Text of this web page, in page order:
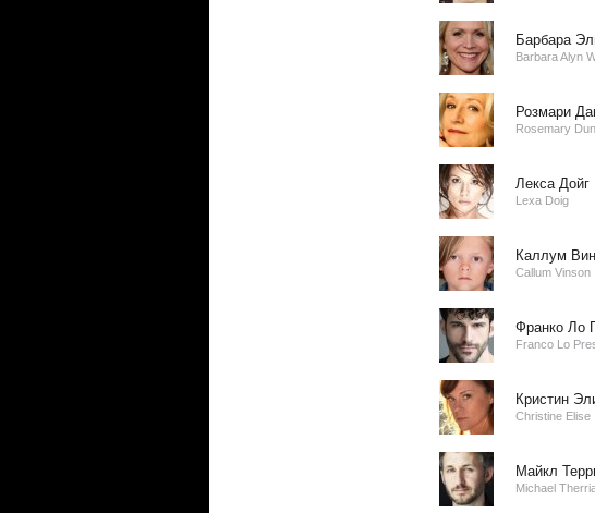
Барбара
Barbara Alyn
Розмари
Rosemary
Лекса Дойг
Lexa Doig
Каллум
Callum Vinson
Франко Ло
Franco Lo
Кристин
Christine Elise
Майкл
Michael